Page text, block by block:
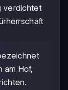
verdichtet
am Hof,